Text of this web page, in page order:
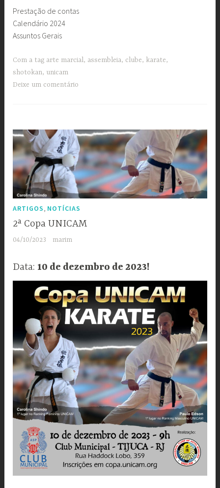
Prestação de contas
Calendário 2024
Assuntos Gerais
Com a tag arte marcial, assembleia, clube, karate,
shotokan, unicam
Deixe um comentário
ARTIGOS NOTÍCIAS
2ª Copa UNICAM
04/10/2023 marim
Data: 10 de dezembro de 2023!